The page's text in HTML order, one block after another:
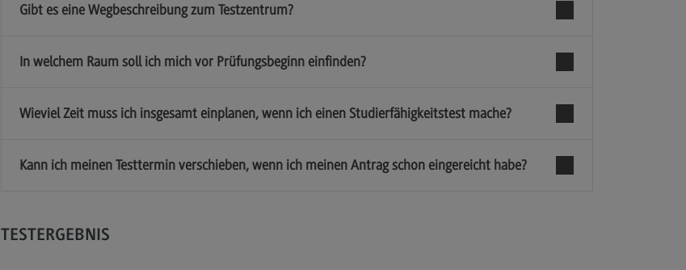
Gibt es eine Wegbeschreibung zum Testzentrum?
In welchem Raum soll ich mich vor Prüfungsbeginn einfinden?
Wieviel Zeit muss ich insgesamt einplanen, wenn ich einen Studierfähigkeitstest mache?
Kann ich meinen Testtermin verschieben, wenn ich meinen Antrag schon eingereicht habe?
TESTERGEBNIS